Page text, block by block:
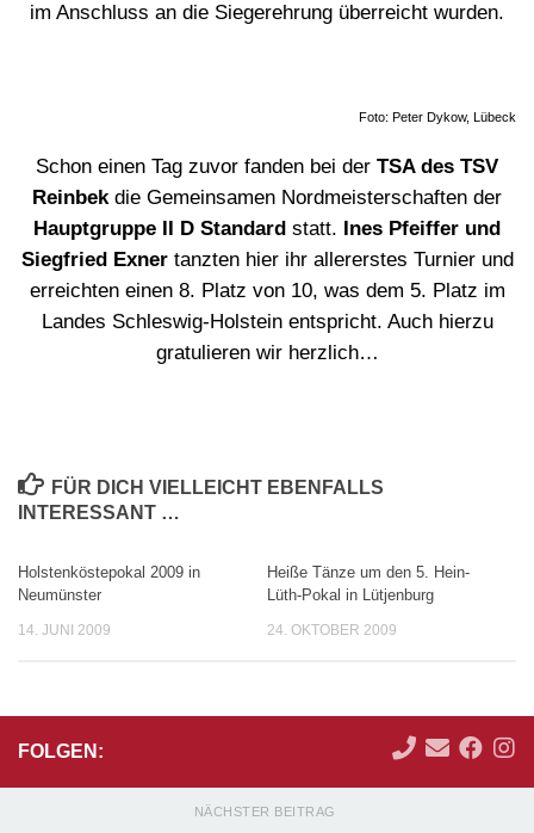
im Anschluss an die Siegerehrung überreicht wurden.
Foto: Peter Dykow, Lübeck
Schon einen Tag zuvor fanden bei der TSA des TSV
Reinbekdie Gemeinsamen Nordmeisterschaften der
Hauptgruppe II D Standard statt.
Ines Pfeiffer und
Siegfried Exnertanzten hier ihr allererstes Turnier und
erreichten einen 8. Platz von 10, was dem 5. Platz im
Landes Schleswig-Holstein entspricht. Auch hierzu
gratulieren wir herzlich…
FÜR DICH VIELLEICHT EBENFALLS
INTERESSANT …
Holstenköstepokal 2009 in
Neumünster
14. JUNI 2009
Heiße Tänze um den 5. Hein-
Lüth-Pokal in Lütjenburg
24. OKTOBER 2009
FOLGEN:
NÄCHSTER BEITRAG